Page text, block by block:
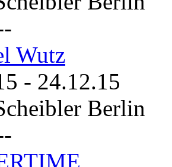
Wutz
- 24.12.15
Berlin